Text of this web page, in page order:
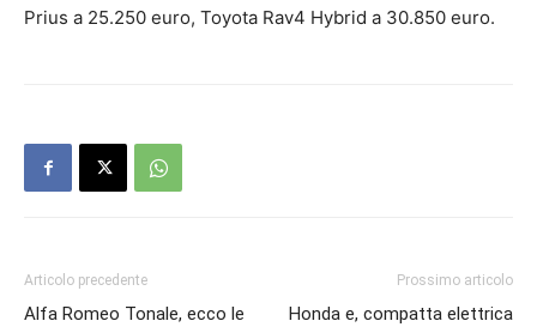
Prius a 25.250 euro, Toyota Rav4 Hybrid a 30.850 euro.
Articolo precedente
Alfa Romeo Tonale, ecco le
Prossimo articolo
Honda e, compatta elettrica